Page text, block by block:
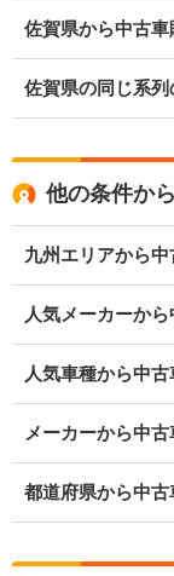
佐賀県から中古
佐賀県の同じ系
他の条件か
九州エリアから
人気メーカーか
人気車種から中
メーカーから中
都道府県から中古